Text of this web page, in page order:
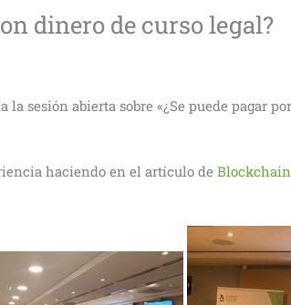
dinero de curso legal?
la sesión abierta sobre «¿Se puede pagar
haciendo en el artículo deBlockchain